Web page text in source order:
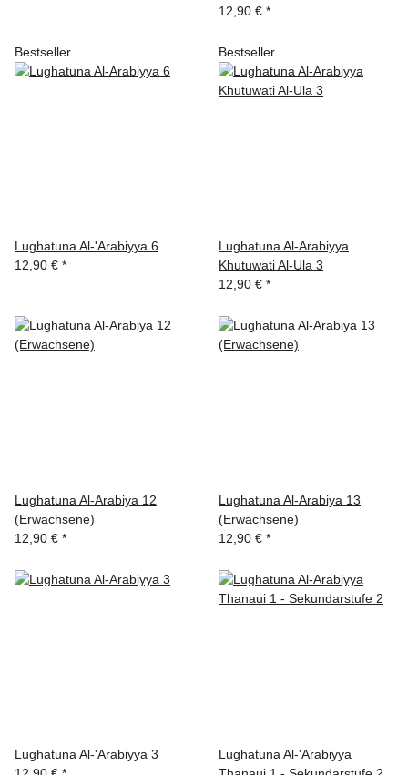
12,90 € *
Bestseller
Lughatuna Al-'Arabiyya 6
12,90 € *
Bestseller
Lughatuna Al-Arabiyya
Khutuwati Al-Ula 3
12,90 € *
Lughatuna Al-Arabiya 12
(Erwachsene)
12,90 € *
Lughatuna Al-Arabiya 13
(Erwachsene)
12,90 € *
Lughatuna Al-'Arabiyya 3
Lughatuna Al-'Arabiyya